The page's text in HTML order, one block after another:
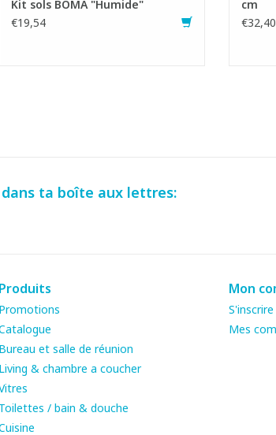
Kit sols BOMA "Humide"
€19,54
cm
€32,40
ta boîte aux lettres:
Produits
Promotions
Bureau et salle de réunion
Living & chambre a coucher
Toilettes / bain & douche
Mon
S'inscrire
Mes